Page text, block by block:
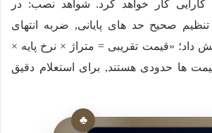
کارایی کار خواهد کرد. شواهد نصب: در
100 پروژه, تنظیم صحیح حد های پایانی, ضربه انتهای
تا 35٪ کاهش داد؛ «قیمت تقریبی = متراژ × نرخ پایه ×
ها حدودی هستند, برای استعلام دقیق